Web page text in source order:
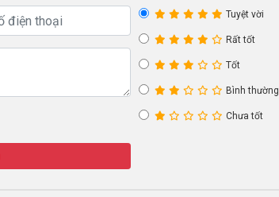
Tuyệt vời
Rất tốt
Tốt
Bình thường
Chưa tốt